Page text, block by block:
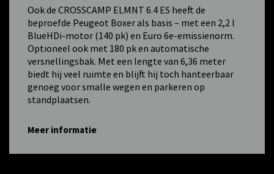
Ook de CROSSCAMP ELMNT 6.4 ES heeft de
beproefde Peugeot Boxer als basis – met een 2,2 l
BlueHDi-motor (140 pk) en Euro 6e-emissienorm.
Optioneel ook met 180 pk en automatische
versnellingsbak. Met een lengte van 6,36 meter
biedt hij veel ruimte en blijft hij toch hanteerbaar
genoeg voor smalle wegen en parkeren op
standplaatsen.
Meer informatie